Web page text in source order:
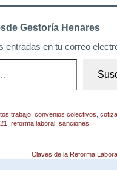
Gestoría Henares
entradas en tu correo
trabajo convenios colectivos
reforma laboral sanciones
Claves de la Reforma